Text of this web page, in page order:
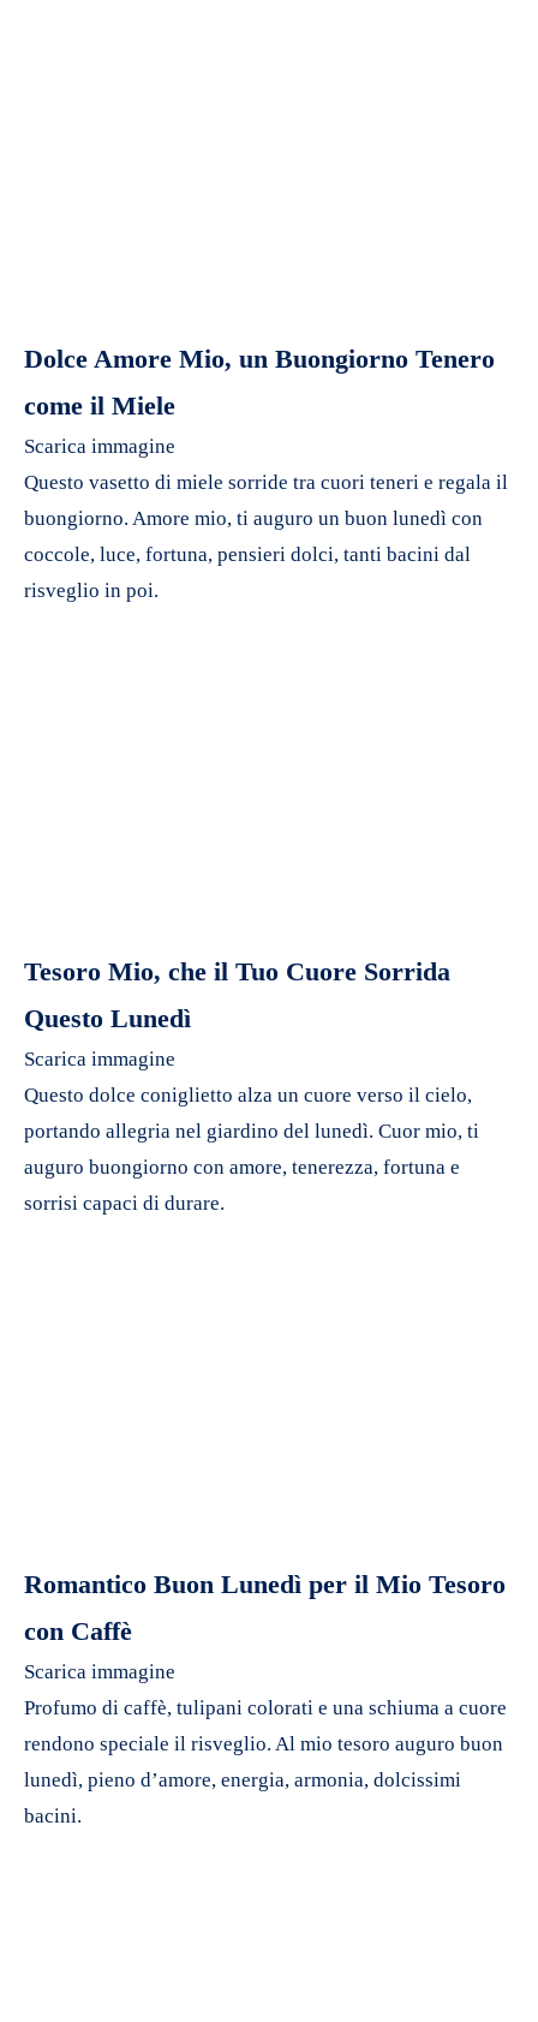
Dolce Amore Mio, un Buongiorno Tenero
come il Miele
Scarica immagine
Questo vasetto di miele sorride tra cuori teneri e regala il
buongiorno. Amore mio, ti auguro un buon lunedì con
coccole, luce, fortuna, pensieri dolci, tanti bacini dal
risveglio in poi.
Tesoro Mio, che il Tuo Cuore Sorrida
Questo Lunedì
Scarica immagine
Questo dolce coniglietto alza un cuore verso il cielo,
portando allegria nel giardino del lunedì. Cuor mio, ti
auguro buongiorno con amore, tenerezza, fortuna e
sorrisi capaci di durare.
Romantico Buon Lunedì per il Mio Tesoro
con Caffè
Scarica immagine
Profumo di caffè, tulipani colorati e una schiuma a cuore
rendono speciale il risveglio. Al mio tesoro auguro buon
lunedì, pieno d’amore, energia, armonia, dolcissimi
bacini.